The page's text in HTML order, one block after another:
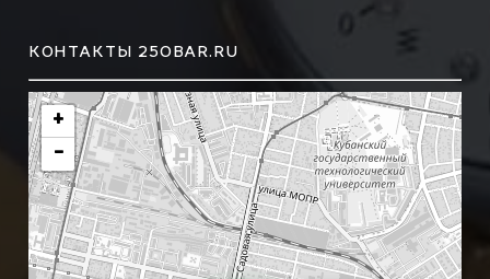
КОНТАКТЫ 250BAR.RU
+
−